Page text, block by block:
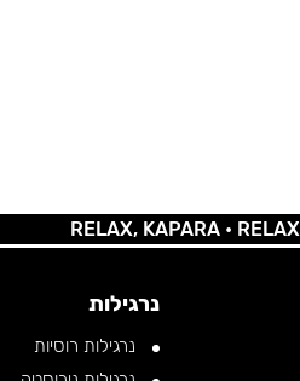
RELAX, KAPARA •RELAX,
נרגילות
נרגילות רוסיות